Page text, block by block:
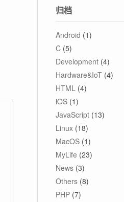
归档
Android (1)
C (5)
Development (4)
Hardware&IoT (4)
HTML (4)
iOS (1)
JavaScript (13)
Linux (18)
MacOS (1)
MyLife (23)
News (3)
Others (8)
PHP (7)